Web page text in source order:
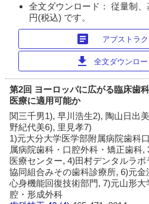
全文ダウンロード： 従量制
円(税込) です。
article アブストラ
download 全文ダウンロ
第2回 ヨーロッパに広がる臨床歯
医療に適用可能か
関三千男1), 早川浩生2), 陶山日出
野紀代美6), 里見孝7)
1)元大分大学医学部附属病院歯科
属病院歯科・口腔外科・矯正歯科
医療センター, 4)田村デンタルラ
協同組合みその歯科診療所, 6)元
心身機能回復技術部門, 7)元山形
腔・形成外科